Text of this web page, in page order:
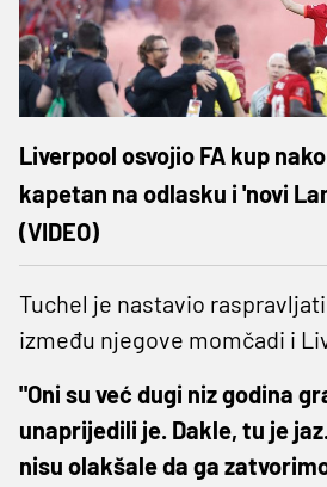
Liverpool osvojio FA kup
kapetan na odlasku i 'novi
(VIDEO)
Tuchel je nastavio
između njegove momčadi i
"Oni su već dugi niz godina
unaprijedili je. Dakle, tu je
nisu olakšale da ga